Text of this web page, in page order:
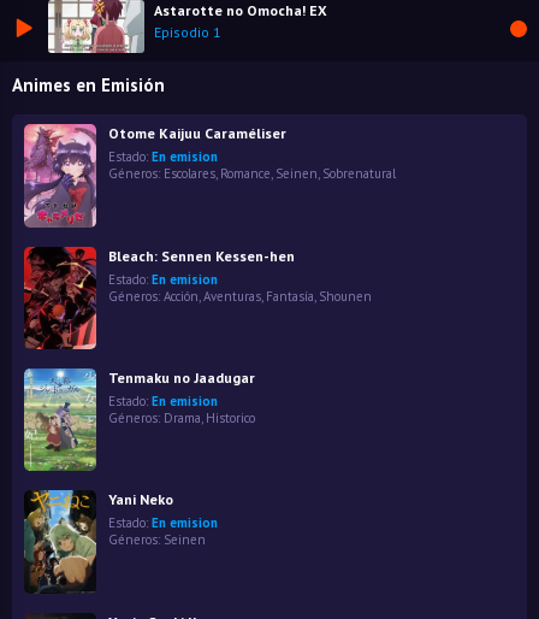
Astarotte no Omocha! EX
Episodio 1
Animes en Emisión
Otome Kaijuu Caraméliser
Estado: En emision
Géneros: Escolares, Romance, Seinen, Sobrenatural
Bleach: Sennen Kessen-hen
Estado: En emision
Géneros: Acción Aventuras Fantasía Shounen
Tenmaku no Jaadugar
Estado: En emision
Géneros: Drama, Historico
Yani Neko
Estado: En emision
Géneros: Seinen